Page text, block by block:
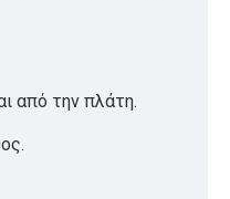
από την πλάτη.